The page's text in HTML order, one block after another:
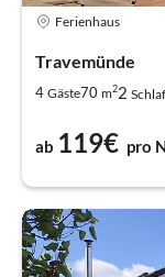
Ferienhaus
Travemünde
4 Gäste70 m22
ab 119€ pro